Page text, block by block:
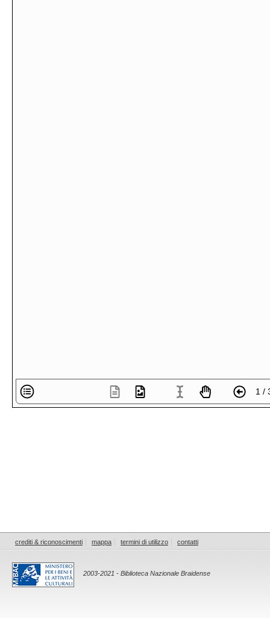
1 /
crediti & riconoscimenti mappa termini di utilizzo contatti
2003-2021 - Biblioteca Nazionale Braidense